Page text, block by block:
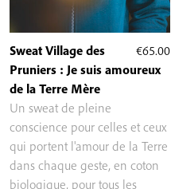
€65.00
Sweat Village des
Pruniers : Je suis amoureux
de la Terre Mère
Un sweat de pleine
conscience pour celles et ceux
qui portent l'amour de la Terre
dans chaque geste, en coton
biologique, pour tous les